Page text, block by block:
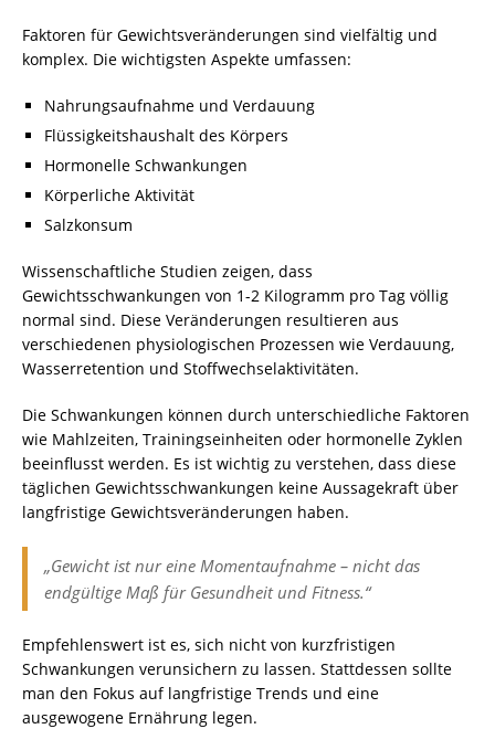
Faktoren für Gewichtsveränderungen sind vielfältig und
komplex. Die wichtigsten Aspekte umfassen:
Nahrungsaufnahme und Verdauung
Flüssigkeitshaushalt des Körpers
Hormonelle Schwankungen
Körperliche Aktivität
Salzkonsum
Wissenschaftliche Studien zeigen, dass
Gewichtsschwankungen von 1-2 Kilogramm pro Tag völlig
normal sind. Diese Veränderungen resultieren aus
verschiedenen physiologischen Prozessen wie Verdauung,
Wasserretention und Stoffwechselaktivitäten.
Die Schwankungen können durch unterschiedliche Faktoren
wie Mahlzeiten, Trainingseinheiten oder hormonelle Zyklen
beeinflusst werden. Es ist wichtig zu verstehen, dass diese
täglichen Gewichtsschwankungen keine Aussagekraft über
langfristige Gewichtsveränderungen haben.
„Gewicht ist nur eine Momentaufnahme – nicht das
endgültige Maß für Gesundheit und Fitness.“
Empfehlenswert ist es, sich nicht von kurzfristigen
Schwankungen verunsichern zu lassen. Stattdessen sollte
man den Fokus auf langfristige Trends und eine
ausgewogene Ernährung legen.